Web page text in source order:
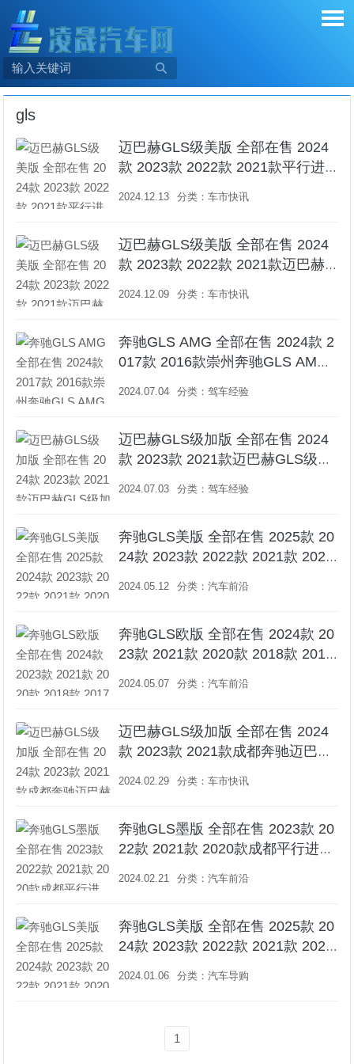

gls
迈巴赫GLS级美版 全部在售 2024
款 2023款 2022款 2021款平行进
40万 最低仅售258万
2024.12.13 分类：车市快讯
迈巴赫GLS级美版 全部在售 2024
款 2023款 2022款 2021款迈巴赫G
2024.12.09 分类：车市快讯
奔驰GLS AMG 全部在售 2024款 2
017款 2016款崇州奔驰GLS AMG
2024.07.04 分类：驾车经验
迈巴赫GLS级加版 全部在售 2024
款 2023款 2021款迈巴赫GLS级加
2024.07.03 分类：驾车经验
奔驰GLS美版 全部在售 2025款 20
24款 2023款 2022款 2021款 2020
2024.05.12 分类：汽车前沿
奔驰GLS欧版 全部在售 2024款 20
23款 2021款 2020款 2018款 2017
仅120万可入手
2024.05.07 分类：汽车前沿
迈巴赫GLS级加版 全部在售 2024
款 2023款 2021款成都奔驰迈巴赫
2024.02.29 分类：车市快讯
奔驰GLS墨版 全部在售 2023款 20
22款 2021款 2020款成都平行进口
高达25.8万元
2024.02.21 分类：汽车前沿
奔驰GLS美版 全部在售 2025款 20
24款 2023款 2022款 2021款 2020
口配置行情 售全国
2024.01.06 分类：汽车导购
1